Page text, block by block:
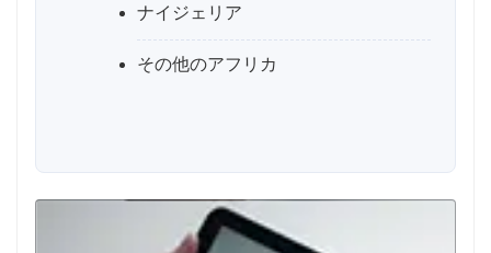
ナイジェリア
その他のアフリカ